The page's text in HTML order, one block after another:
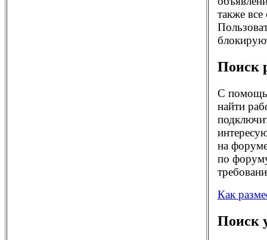
также
Поиск
С
найти
на
по
Как
Поиск